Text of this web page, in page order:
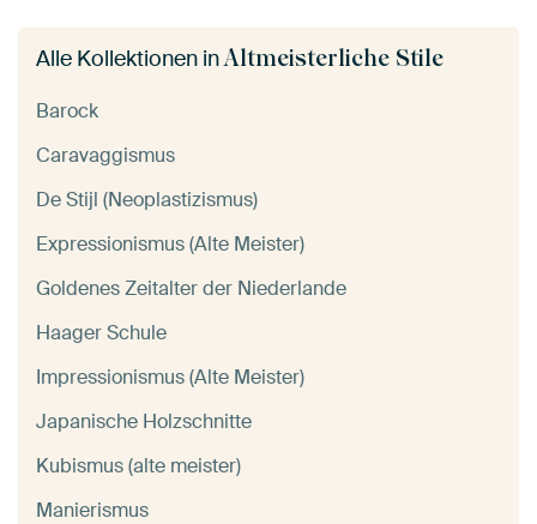
Alle Kollektionen inAltmeisterliche Stile
Barock
Caravaggismus
De Stijl (Neoplastizismus)
Expressionismus (Alte Meister)
Goldenes Zeitalter der Niederlande
Haager Schule
Impressionismus (Alte Meister)
Japanische Holzschnitte
Kubismus (alte meister)
Manierismus